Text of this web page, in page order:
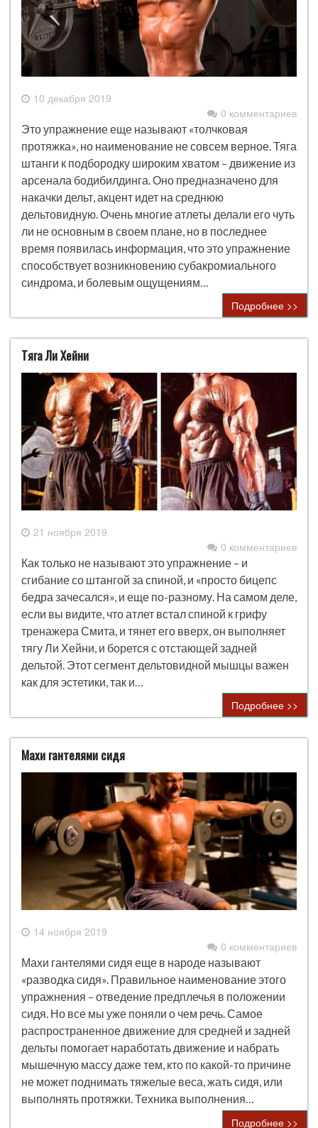
10 декабря 2019
0 комментариев
Это упражнение еще называют «толчковая
протяжка», но наименование не совсем верное. Тяга
штанги к подбородку широким хватом – движение из
арсенала бодибилдинга. Оно предназначено для
накачки дельт, акцент идет на среднюю
дельтовидную. Очень многие атлеты делали его чуть
ли не основным в своем плане, но в последнее
время появилась информация, что это упражнение
способствует возникновению субакромиального
синдрома, и болевым ощущениям…
Подробнее >>
Тяга Ли Хейни
21 ноября 2019
0 комментариев
Как только не называют это упражнение – и
сгибание со штангой за спиной, и «просто бицепс
бедра зачесался», и еще по-разному. На самом деле,
если вы видите, что атлет встал спиной к грифу
тренажера Смита, и тянет его вверх, он выполняет
тягу Ли Хейни, и борется с отстающей задней
дельтой. Этот сегмент дельтовидной мышцы важен
как для эстетики, так и…
Подробнее >>
Махи гантелями сидя
14 ноября 2019
0 комментариев
Махи гантелями сидя еще в народе называют
«разводка сидя». Правильное наименование этого
упражнения – отведение предплечья в положении
сидя. Но все мы уже поняли о чем речь. Самое
распространенное движение для средней и задней
дельты помогает наработать движение и набрать
мышечную массу даже тем, кто по какой-то причине
не может поднимать тяжелые веса, жать сидя, или
выполнять протяжки. Техника выполнения…
Подробнее >>